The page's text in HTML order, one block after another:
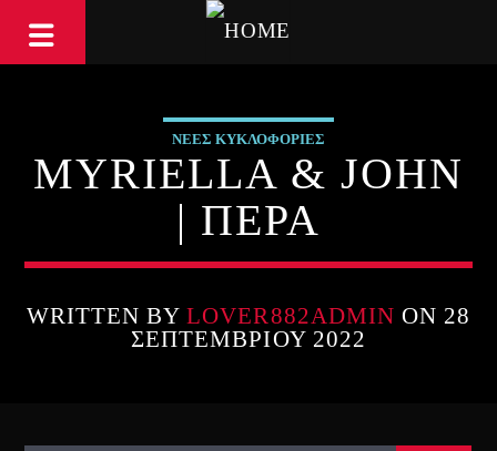
ΝΕΕΣ ΚΥΚΛΟΦΟΡΙΕΣ
MYRIELLA & JOHN
| ΠΕΡΑ
WRITTEN BYLOVER882ADMIN ON 28
ΣΕΠΤΕΜΒΡΊΟΥ 2022